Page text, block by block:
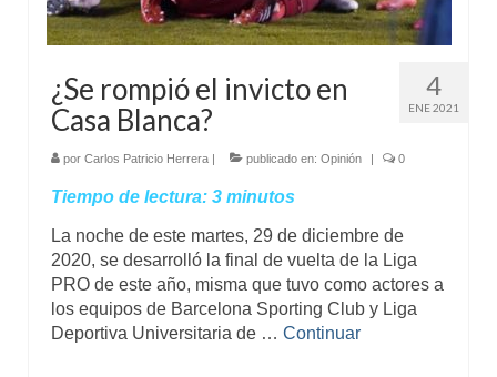
4
ENE 2021
¿Se rompió el invicto en
Casa Blanca?
por Carlos Patricio Herrera | publicado en: Opinión | 0
Tiempo de lectura: 3 minutos
La noche de este martes, 29 de diciembre de
2020, se desarrolló la final de vuelta de la Liga
PRO de este año, misma que tuvo como actores a
los equipos de Barcelona Sporting Club y Liga
Deportiva Universitaria de … Continuar